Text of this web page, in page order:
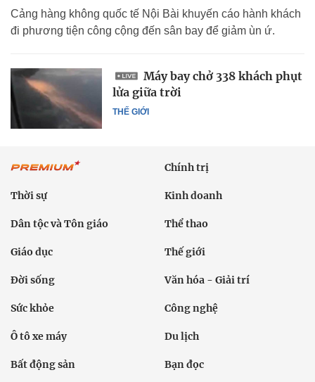
Cảng hàng không quốc tế Nội Bài khuyến cáo hành khách
đi phương tiện công cộng đến sân bay để giảm ùn ứ.
THẾ GIỚI
Máy bay chở 338 khách phụt
lửa giữa trời
Chính trị
Thời sự Kinh doanh
Dân tộc và Tôn giáo Thể thao
Giáo dục Thế giới
Đời sống Văn hóa - Giải trí
Sức khỏe Công nghệ
Ô tô xe máy Du lịch
Bất động sản Bạn đọc